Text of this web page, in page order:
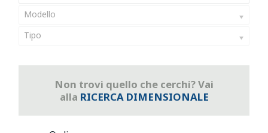
Modello
Tipo
Non trovi quello che cerchi? Vai
alla RICERCA DIMENSIONALE